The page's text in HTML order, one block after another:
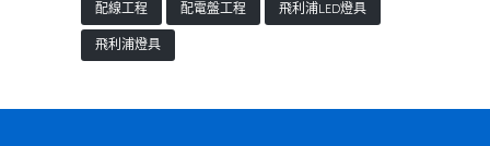
配線工程
配電盤工程
飛利浦LED燈具
飛利浦燈具